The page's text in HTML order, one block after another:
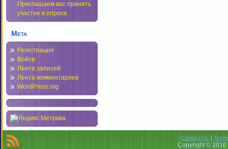
Приглашаем вас принять
участие в опросе
Мета
Регистрация
Войти
Лента записей
Лента комментариев
WordPress.org
Contact Us
Copyright ©